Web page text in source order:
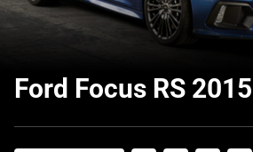
Ford Focus RS 2015